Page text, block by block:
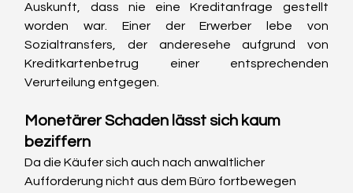
Auskunft, dass nie eine Kreditanfrage gestellt
worden war. Einer der Erwerber lebe von
Sozialtransfers, der anderesehe aufgrund von
Kreditkartenbetrug einer entsprechenden
Verurteilung entgegen.
Monetärer Schaden lässt sich kaum
beziffern
Da die Käufer sich auch nach anwaltlicher
Aufforderung nicht aus dem Büro fortbewegen